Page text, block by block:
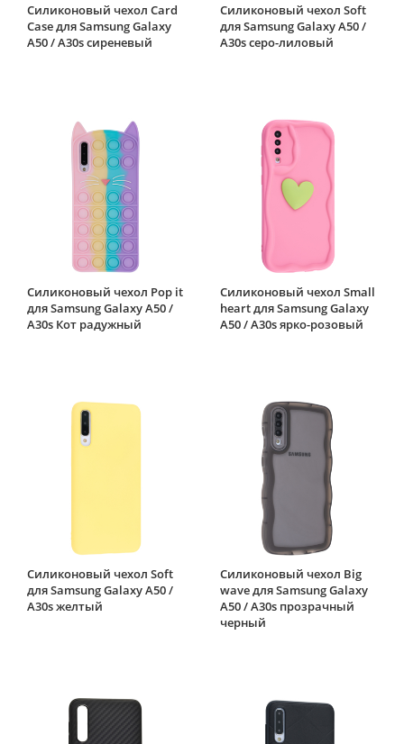
Силиконовый чехол Card
Case для Samsung Galaxy
A50 / A30s сиреневый
Силиконовый чехол Soft
для Samsung Galaxy A50 /
A30s серо-лиловый
Силиконовый чехол Pop it
для Samsung Galaxy A50 /
A30s Кот радужный
Силиконовый чехол Small
heart для Samsung Galaxy
A50 / A30s ярко-розовый
Силиконовый чехол Soft
для Samsung Galaxy A50 /
A30s желтый
Силиконовый чехол Big
wave для Samsung Galaxy
A50 / A30s прозрачный
черный